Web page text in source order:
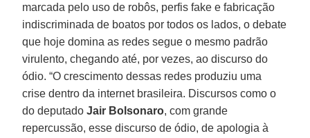
marcada pelo uso de robôs, perfis fake e fabricação
indiscriminada de boatos por todos os lados, o debate
que hoje domina as redes segue o mesmo padrão
virulento, chegando até, por vezes, ao discurso do
ódio. “O crescimento dessas redes produziu uma
crise dentro da internet brasileira. Discursos como o
do deputadoJair Bolsonaro, com grande
repercussão, esse discurso de ódio, de apologia à